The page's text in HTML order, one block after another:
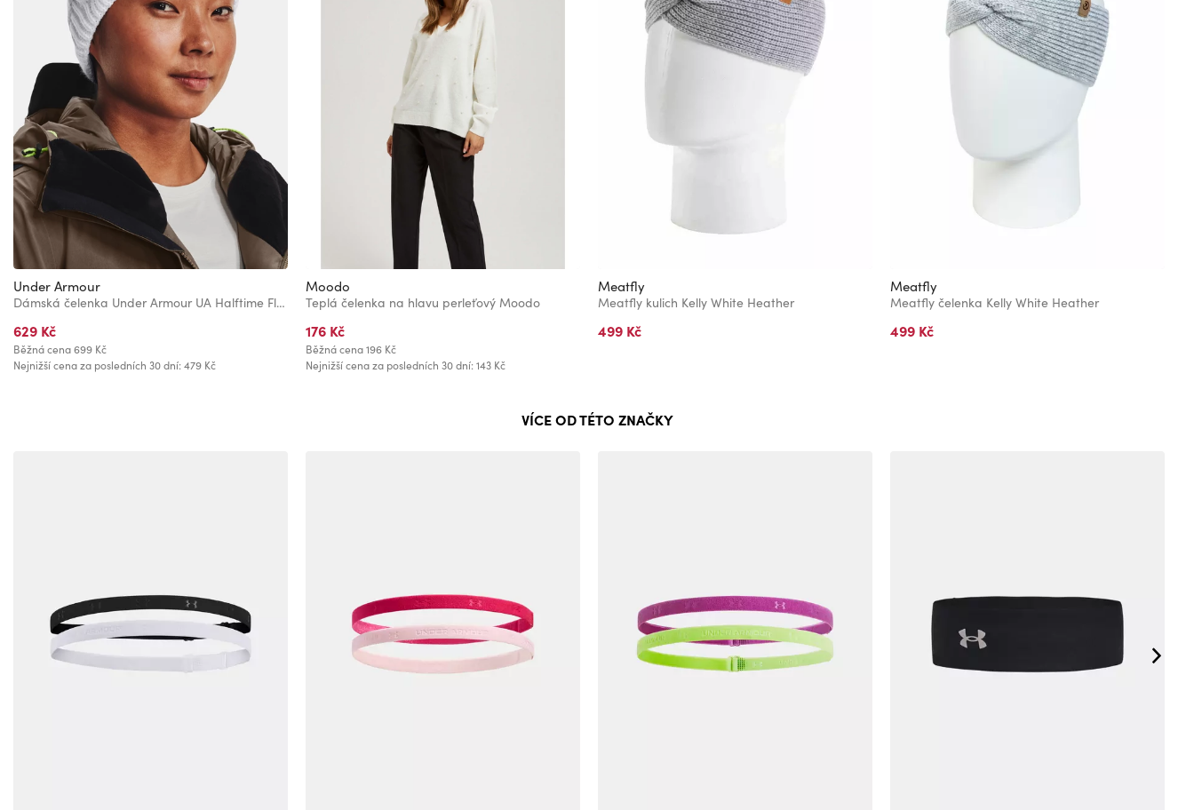
Under Armour
Dámská čelenka Under Armour UA Halftime Fleece HB
629 Kč
Běžná cena699 Kč
Nejnižší cena za posledních 30 dní: 479 Kč
Moodo
Teplá čelenka na hlavu perleťový Moodo
176 Kč
Běžná cena196 Kč
Nejnižší cena za posledních 30 dní: 143 Kč
Meatfly
Meatfly kulich Kelly White Heather
499 Kč
Meatfly
Meatfly čelenka Kelly White Heather
499 Kč
VÍCE OD TÉTO ZNAČKY